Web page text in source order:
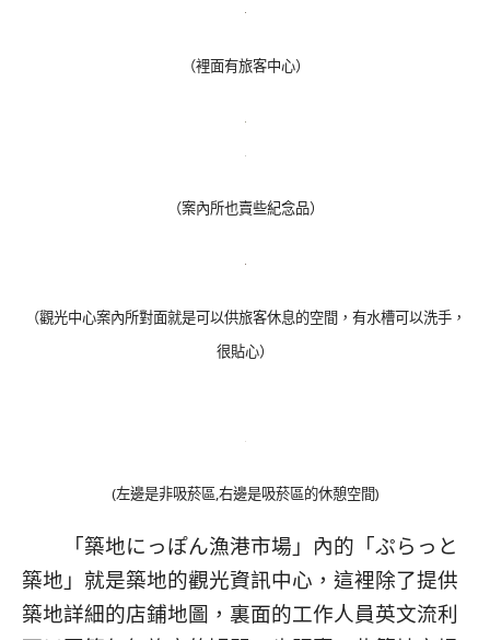
（裡面有旅客中心）
（案內所也賣些紀念品）
（觀光中心案內所對面就是可以供旅客休息的空間，有水槽可以洗手，
很貼心）
(左邊是非吸菸區,右邊是吸菸區的休憩空間)
「築地にっぽん漁港市場」內的「ぷらっと
築地」就是築地的觀光資訊中心，這裡除了提供
築地詳細的店鋪地圖，裏面的工作人員英文流利